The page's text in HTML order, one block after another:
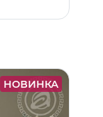
НОВИНКА